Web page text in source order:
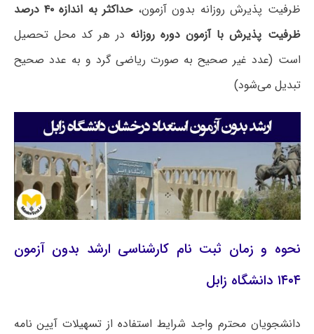
ظرفیت پذیرش روزانه بدون آزمون،
حداکثر به اندازه ۴۰ درصد
ظرفیت پذیرش با آزمون دوره روزانه در هر کد محل تحصیل
است (عدد غیر صحیح به صورت ریاضی گرد و به عدد صحیح
تبدیل می‌شود)
نحوه و زمان ثبت نام کارشناسی ارشد بدون آزمون
۱۴۰۴ دانشگاه زابل
دانشجویان محترم واجد شرایط استفاده از تسهیلات آیین نامه